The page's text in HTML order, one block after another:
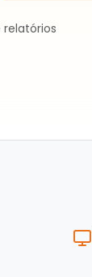
relatórios